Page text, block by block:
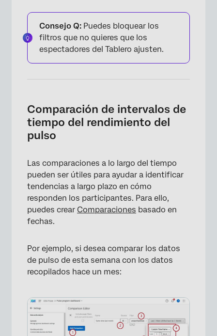
×
Consejo Q: Puedes bloquear los
filtros que no quieres que los
espectadores del Tablero ajusten.
Comparación de intervalos de
tiempo del rendimiento del
pulso
Las comparaciones a lo largo del tiempo
pueden ser útiles para ayudar a identificar
tendencias a largo plazo en cómo
responden los participantes. Para ello,
puedes crear Comparaciones basado en
fechas.
Por ejemplo, si desea comparar los datos
de pulso de esta semana con los datos
recopilados hace un mes: